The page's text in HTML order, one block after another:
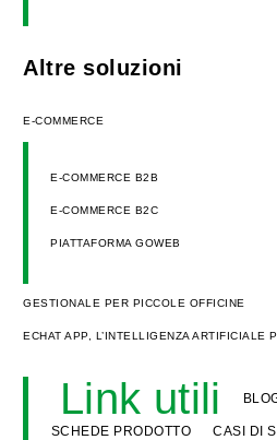
Altre soluzioni
E-COMMERCE
E-COMMERCE B2B
E-COMMERCE B2C
PIATTAFORMA GOWEB
GESTIONALE PER PICCOLE OFFICINE
ECHAT APP, L’INTELLIGENZA ARTIFICIALE
Link utili
SCHEDE PRODOTTO CASI DI